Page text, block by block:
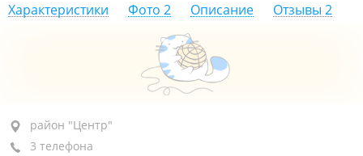
Характеристики Фото 2 Описание Отзывы 2
район "Центр", ул. Лазо, 6
+7 953 229-94-81
район "Центр"
3 телефона